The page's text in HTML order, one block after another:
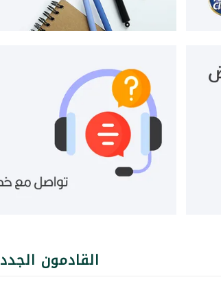
القادمون الجدد